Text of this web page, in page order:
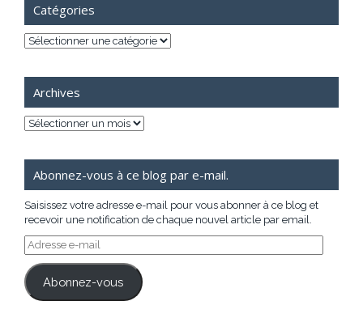
Catégories
Catégories
Archives
Archives
Abonnez-vous à ce blog par e-mail.
Saisissez votre adresse e-mail pour vous abonner à ce blog et
recevoir une notification de chaque nouvel article par email.
Adresse
e-
mail
Abonnez-vous